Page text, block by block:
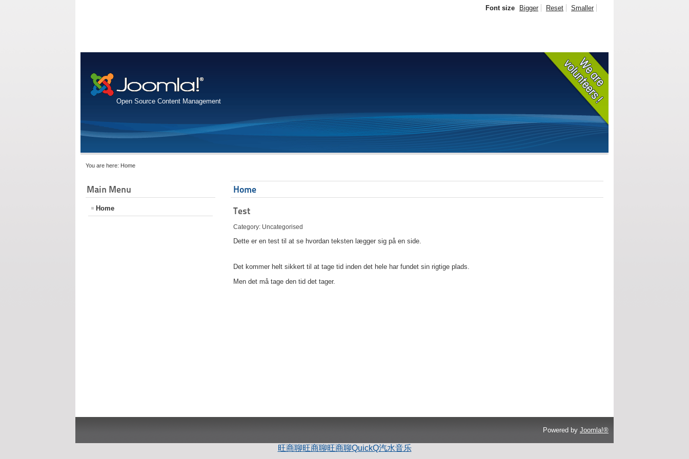
Open Source Content Management
Font size Bigger Reset Smaller
You are here: Home
Main Menu
Home
Home
Test
Category: Uncategorised
Dette er en test til at se hvordan teksten lægger sig på en side.
Det kommer helt sikkert til at tage tid inden det hele har fundet sin rigtige plads.
Men det må tage den tid det tager.
Powered by Joomla!®
旺商聊旺商聊旺商聊QuickQ汽水音乐